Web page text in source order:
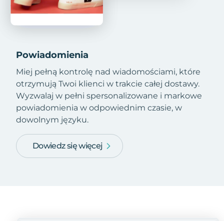
Powiadomienia
Miej pełną kontrolę nad wiadomościami, które
otrzymują Twoi klienci w trakcie całej dostawy.
Wyzwalaj w pełni spersonalizowane i markowe
powiadomienia w odpowiednim czasie, w
dowolnym języku.
Dowiedz się więcej